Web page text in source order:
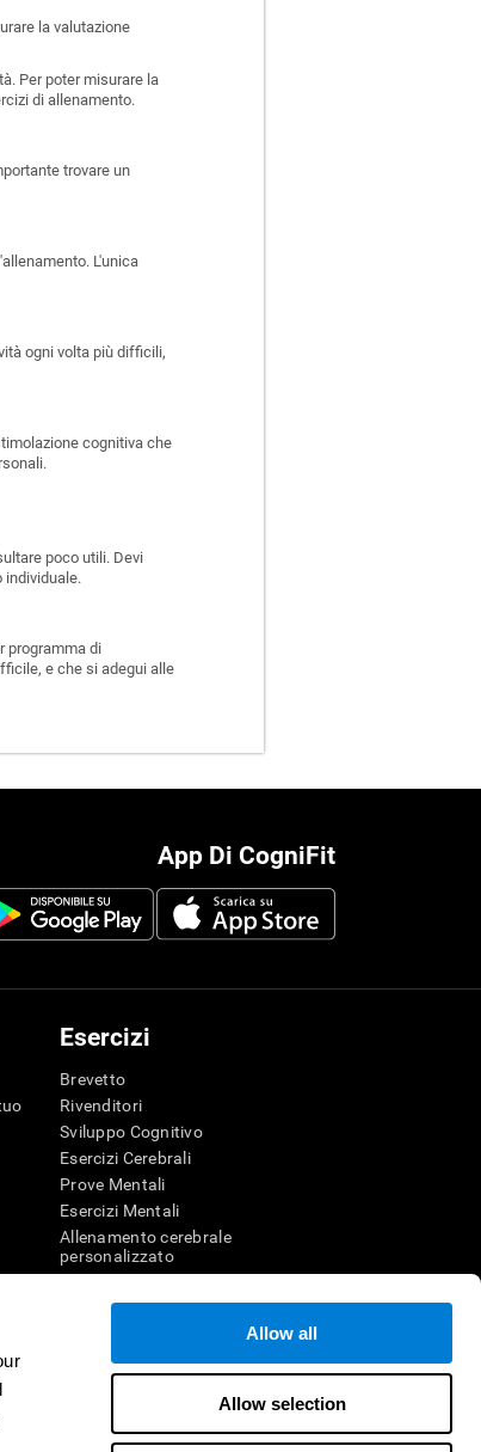
Allow all
Allow selection
la valutazione
Per poter misurare la
di allenamento.
trovare un
L'unica
ogni volta più difficili,
cognitiva che
poco utili. Devi
individuale.
programma di
e che si adegui alle
App Di CogniFit
Esercizi
Brevetto
Rivenditori
Sviluppo Cognitivo
Esercizi Cerebrali
Prove Mentali
Esercizi Mentali
Allenamento cerebrale
personalizzato
Divertenti giochi di matematica
Comprensione della lettura
Bambini dotati